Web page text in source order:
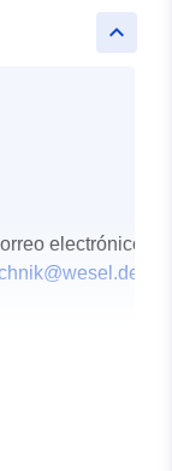
keyboard_arrow_up
electrónico: